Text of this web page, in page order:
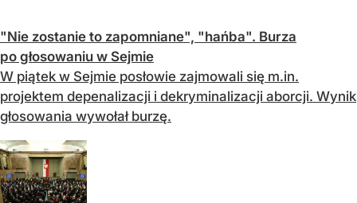
"Nie zostanie to zapomniane", "hańba". Burza
po głosowaniu w Sejmie
W piątek w Sejmie posłowie zajmowali się m.in.
projektem depenalizacji i dekryminalizacji aborcji. Wynik
głosowania wywołał burzę.